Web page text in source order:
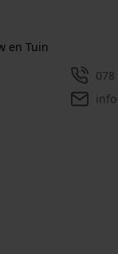
en Tuin
078